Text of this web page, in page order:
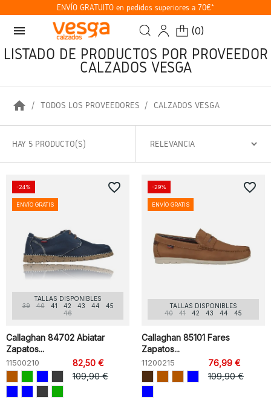
ENVÍO GRATUITO en pedidos superiores a 70€*
menu (0)
LISTADO DE PRODUCTOS POR PROVEEDOR
CALZADOS VESGA
home TODOS LOS PROVEEDORES CALZADOS VESGA
HAY 5 PRODUCTO(S)
TALLAS DISPONIBLES
39
40 41 42 43 44
45
46
Callaghan 84702 Abiatar
Zapatos...
11500210
82,50 €
109,90 €
-24%
ENVÍO GRATIS
favorite_border
TALLAS DISPONIBLES
40
41 42 43 44 45
Callaghan 85101 Fares
Zapatos...
11200215
76,99 €
109,90 €
-29%
ENVÍO GRATIS
favorite_border